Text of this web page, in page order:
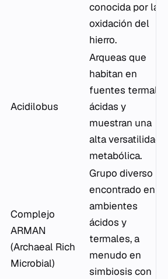
conocida por la
oxidación del
hierro.
Acidilobus
Arqueas que
habitan en
fuentes termales
ácidas y
muestran una
alta versatilidad
metabólica.
Complejo
ARMAN
(Archaeal Rich
Microbial)
Grupo diverso
encontrado en
ambientes
ácidos y
termales, a
menudo en
simbiosis con